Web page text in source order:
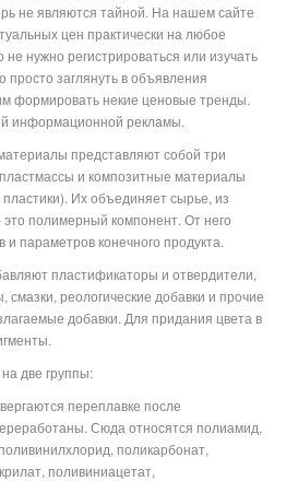
не являются тайной. На нашем сайте
цен практически на любое
нужно регистрироваться или изучать
заглянуть в объявления
формировать некие ценовые тренды.
информационной рекламы.
представляют собой три
и композитные материалы
Их объединяет сырье, из
это полимерный компонент. От него
и параметров конечного продукта.
пластификаторы и отвердители,
реологические добавки и прочие
добавки. Для придания цвета в
две группы:
переплавке после
Сюда относятся полиамид,
поликарбонат,
поливиниацетат,